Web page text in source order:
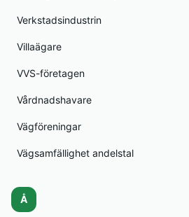
Verkstadsindustrin
Villaägare
VVS-företagen
Vårdnadshavare
Vägföreningar
Vägsamfällighet andelstal
Å